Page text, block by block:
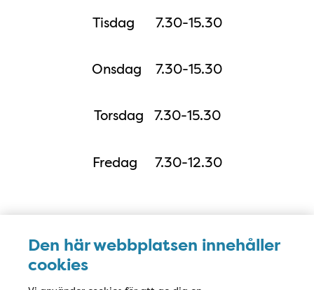
Den här webbplatsen innehåller
cookies
Tisdag 7.30-15.30
Onsdag 7.30-15.30
Torsdag 7.30-15.30
Fredag 7.30-12.30
Karta